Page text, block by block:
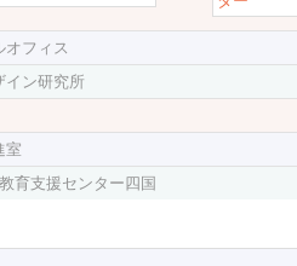
オフィス
イン研究所
室
育支援センター四国